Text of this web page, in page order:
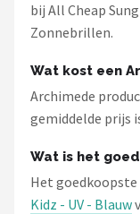
bij All Cheap
Zonnebrillen.
Wat kost een
Archimede
gemiddelde prijs
Wat is het
Het goedkoopste
Kidz - UV - Blauw